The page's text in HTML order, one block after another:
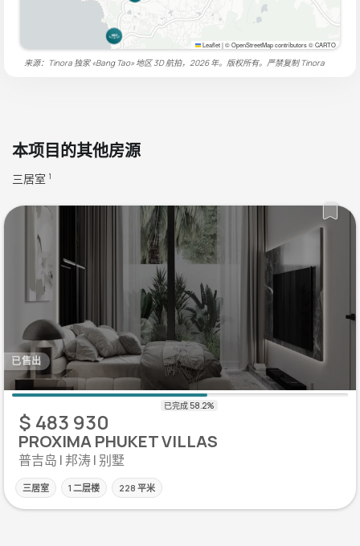
Leaflet|© OpenStreetMap contributors © CARTO
来源：Tinora 独家 «Bang Tao» 地区 3D 航拍，2026 年。版权所有。严禁复制Tinora
本项目的其他房源
三居室 1
已售出
$ 483 930
PROXIMA PHUKET VILLAS
普吉岛 | 邦涛 | 别墅
三居室 1 二层楼 228 平米